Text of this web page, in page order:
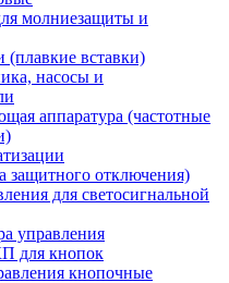
молниезащиты и
(плавкие вставки)
насосы и
аппаратура (частотные
защитного отключения)
для светосигнальной
управления
для кнопок
кнопочные